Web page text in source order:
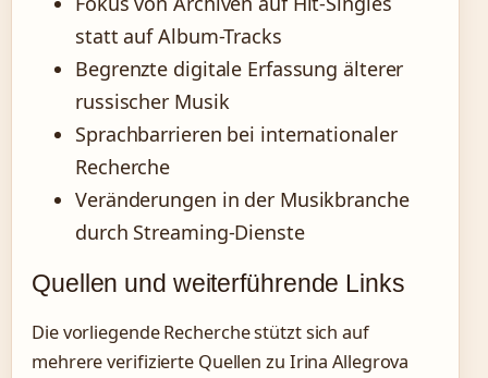
statt auf Album-Tracks
Begrenzte digitale Erfassung älterer
russischer Musik
Sprachbarrieren bei internationaler
Recherche
Veränderungen in der Musikbranche
durch Streaming-Dienste
Quellen und weiterführende Links
Die vorliegende Recherche stützt sich auf
mehrere verifizierte Quellen zu Irina Allegrova